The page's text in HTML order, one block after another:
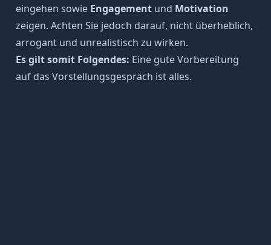
eingehen sowie Engagementund Motivation
zeigen. Achten Sie jedoch darauf, nicht überheblich,
arrogant und unrealistisch zu wirken.
Es gilt somit Folgendes: Eine guteVorbereitung
auf das Vorstellungsgespräch ist alles.